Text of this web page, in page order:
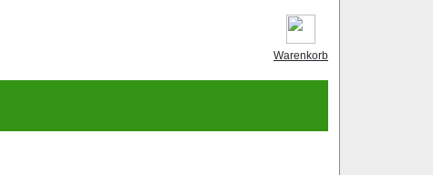
Warenkorb